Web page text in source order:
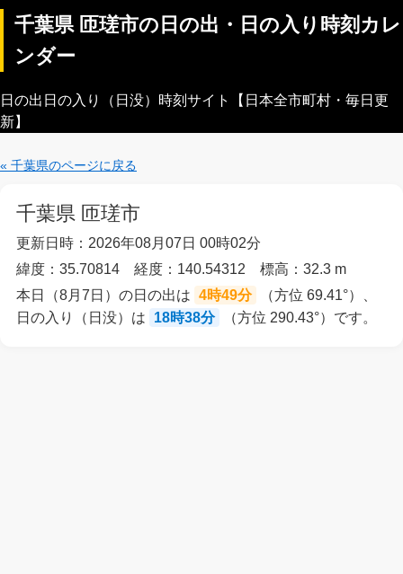
千葉県 匝瑳市の日の出・日の入り時刻カレ
ンダー
日の出日の入り（日没）時刻サイト【日本全市町村・毎日更
新】
« 千葉県のページに戻る
千葉県 匝瑳市
更新日時：2026年08月07日 00時02分
緯度：35.70814 経度：140.54312 標高：32.3 m
本日（8月7日）の日の出は 4時49分
（方位 69.41°）、
日の入り（日没）は
18時38分 （方位 290.43°）です。